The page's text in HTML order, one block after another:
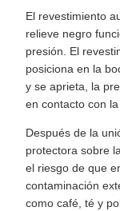
El revestimiento
relieve negro
presión. El
posiciona en la
y se aprieta, la
en contacto con
Después de la
protectora sobre
el riesgo de que
contaminación
como café, té y